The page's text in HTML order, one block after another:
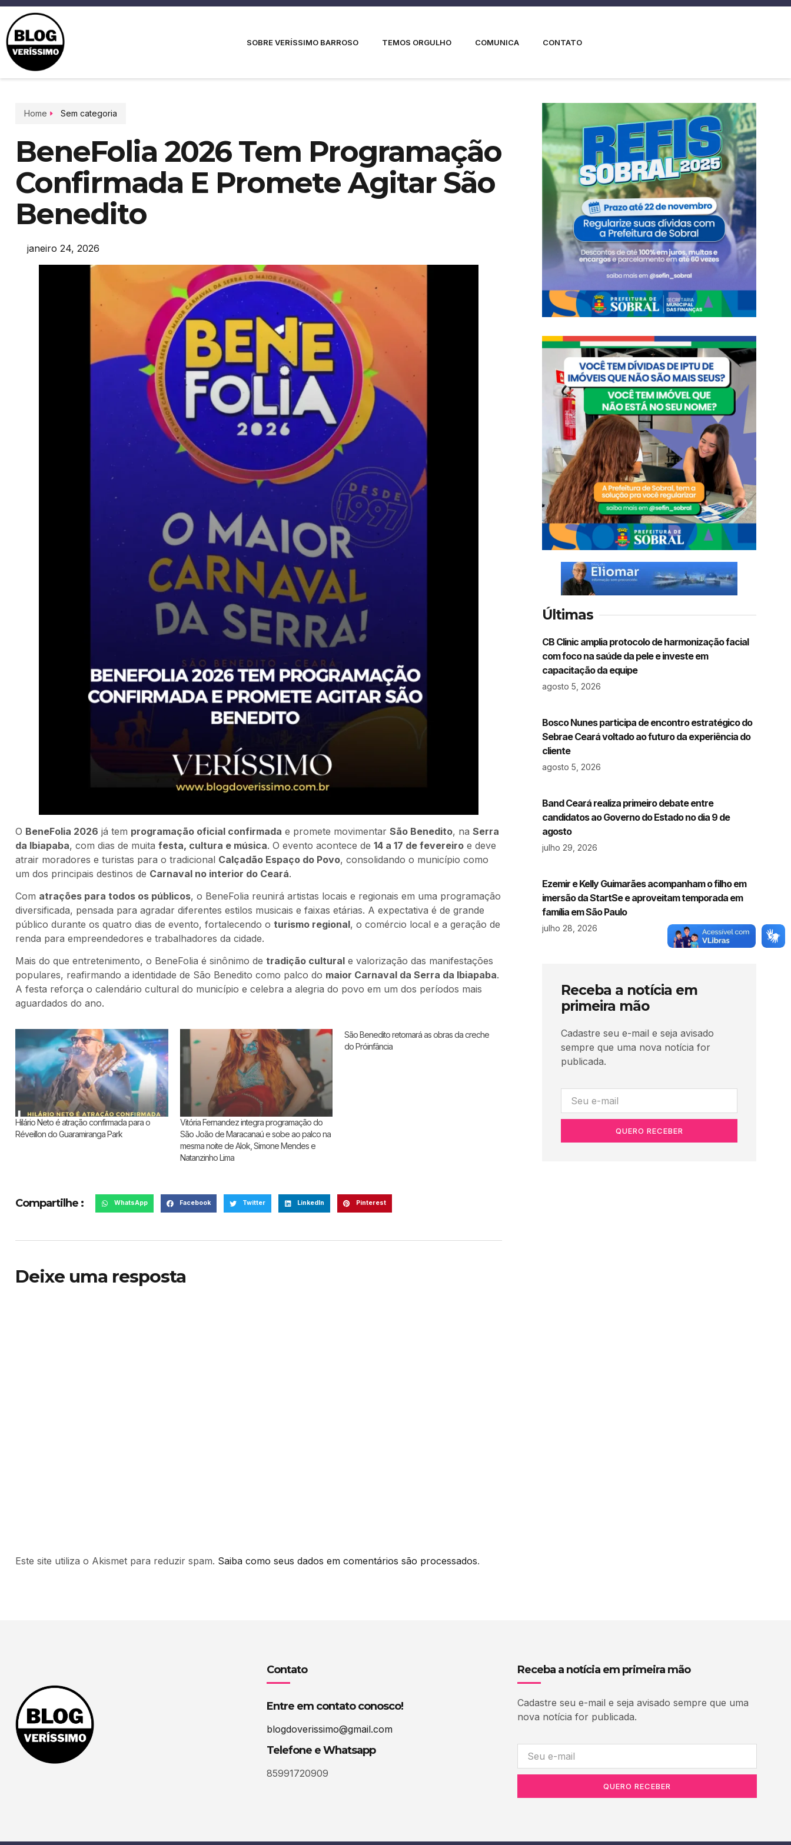
SOBRE VERÍSSIMO BARROSO TEMOS ORGULHO COMUNICA CONTATO
Home Sem categoria
BeneFolia 2026 Tem Programação
Confirmada E Promete Agitar São
Benedito
janeiro 24, 2026
O BeneFolia 2026 já tem programação oficial confirmada e promete movimentar São Benedito, na Serra
da Ibiapaba, com dias de muita festa, cultura e música. O evento acontece de 14 a 17 de fevereiro e deve
atrair moradores e turistas para o tradicional Calçadão Espaço do Povo, consolidando o município como
um dos principais destinos de Carnaval no interior do Ceará.
Com atrações para todos os públicos, o BeneFolia reunirá artistas locais e regionais em uma programação
diversificada, pensada para agradar diferentes estilos musicais e faixas etárias. A expectativa é de grande
público durante os quatro dias de evento, fortalecendo o turismo regional, o comércio local e a geração de
renda para empreendedores e trabalhadores da cidade.
Mais do que entretenimento, o BeneFolia é sinônimo de tradição cultural e valorização das manifestações
populares, reafirmando a identidade de São Benedito como palco do maior Carnaval da Serra da Ibiapaba.
A festa reforça o calendário cultural do município e celebra a alegria do povo em um dos períodos mais
aguardados do ano.
Hilário Neto é atração confirmada para o
Réveillon do Guaramiranga Park
Vitória Fernandez integra programação do
São João de Maracanaú e sobe ao palco na
mesma noite de Alok, Simone Mendes e
Natanzinho Lima
São Benedito retomará as obras da creche
do Próinfância
Compartilhe : WhatsApp Facebook Twitter LinkedIn Pinterest
Deixe uma resposta
Este site utiliza o Akismet para reduzir spam. Saiba como seus dados em comentários são processados.
Últimas
CB Clinic amplia protocolo de harmonização facial
com foco na saúde da pele e investe em
capacitação da equipe
agosto 5, 2026
Bosco Nunes participa de encontro estratégico do
Sebrae Ceará voltado ao futuro da experiência do
cliente
agosto 5, 2026
Band Ceará realiza primeiro debate entre
candidatos ao Governo do Estado no dia 9 de
agosto
julho 29, 2026
Ezemir e Kelly Guimarães acompanham o filho em
imersão da StartSe e aproveitam temporada em
família em São Paulo
julho 28, 2026
Receba a notícia em
primeira mão
Cadastre seu e-mail e seja avisado
sempre que uma nova notícia for
publicada.
QUERO RECEBER
Contato
Entre em contato conosco!
blogdoverissimo@gmail.com
Telefone e Whatsapp
85991720909
Receba a notícia em primeira mão
Cadastre seu e-mail e seja avisado sempre que uma
nova notícia for publicada.
QUERO RECEBER